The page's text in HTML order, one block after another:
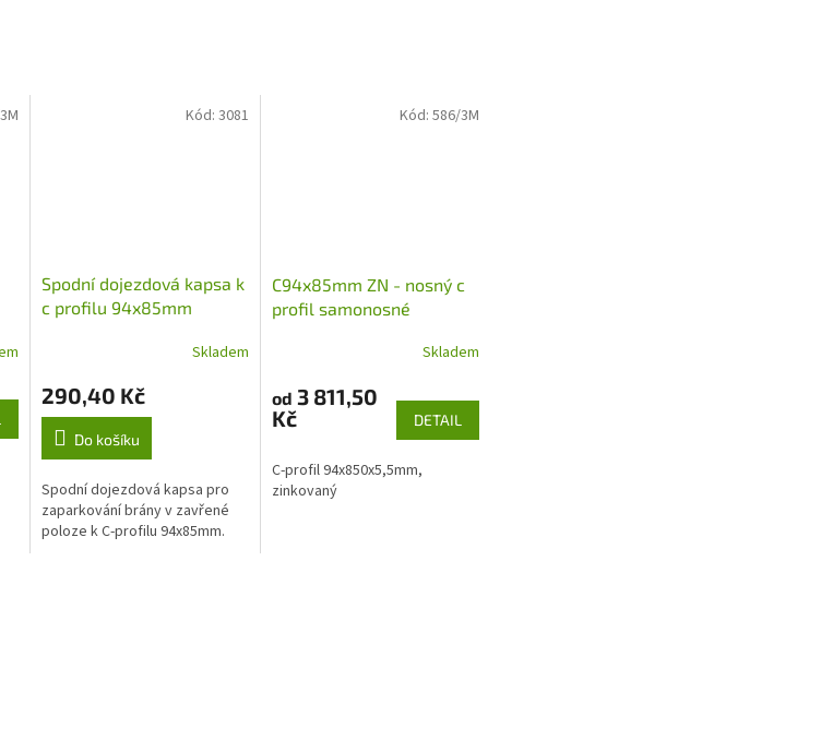
Spodní dojezdová kapsa k
c profilu 94x85mm
Skladem
290,40 Kč
Do košíku
Spodní dojezdová kapsa pro
zaparkování brány v zavřené
poloze k C-profilu 94x85mm.
Kód: 3081
C94x85mm ZN - nosný c
profil samonosné
Skladem
od 3 811,50
Kč
DETAIL
C-profil 94x850x5,5mm,
zinkovaný
Kód:586/3M